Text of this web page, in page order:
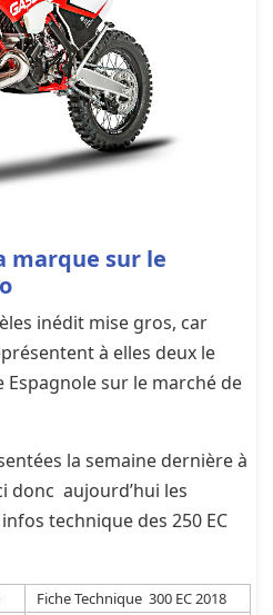
marque sur le
inédit mise gros, car
à elles deux le
sur le marché de
la semaine dernière à
donc aujourd’hui les
technique des 250 EC
Fiche Technique 300 EC 2018